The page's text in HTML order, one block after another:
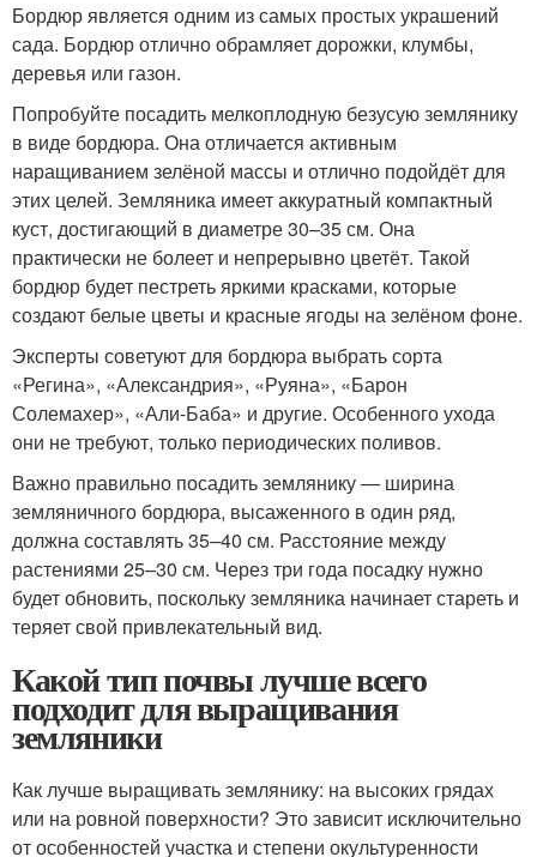
Бордюр является одним из самых простых украшений
сада. Бордюр отлично обрамляет дорожки, клумбы,
деревья или газон.
Попробуйте посадить мелкоплодную безусую землянику
в виде бордюра. Она отличается активным
наращиванием зелёной массы и отлично подойдёт для
этих целей. Земляника имеет аккуратный компактный
куст, достигающий в диаметре 30–35 см. Она
практически не болеет и непрерывно цветёт. Такой
бордюр будет пестреть яркими красками, которые
создают белые цветы и красные ягоды на зелёном фоне.
Эксперты советуют для бордюра выбрать сорта
«Регина», «Александрия», «Руяна», «Барон
Солемахер», «Али-Баба» и другие. Особенного ухода
они не требуют, только периодических поливов.
Важно правильно посадить землянику — ширина
земляничного бордюра, высаженного в один ряд,
должна составлять 35–40 см. Расстояние между
растениями 25–30 см. Через три года посадку нужно
будет обновить, поскольку земляника начинает стареть и
теряет свой привлекательный вид.
Какой тип почвы лучше всего
подходит для выращивания
земляники
Как лучше выращивать землянику: на высоких грядах
или на ровной поверхности? Это зависит исключительно
от особенностей участка и степени окультуренности